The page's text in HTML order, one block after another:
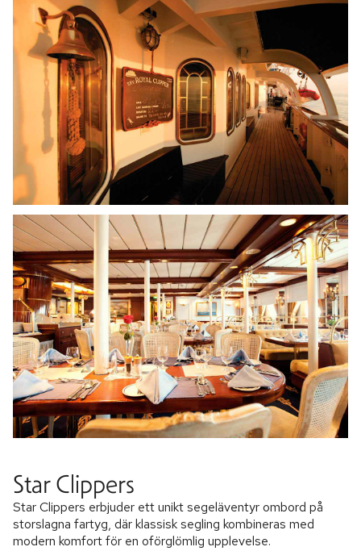
Star Clippers
Star Clippers erbjuder ett unikt segeläventyr ombord på
storslagna fartyg, där klassisk segling kombineras med
modern komfort för en oförglömlig upplevelse.